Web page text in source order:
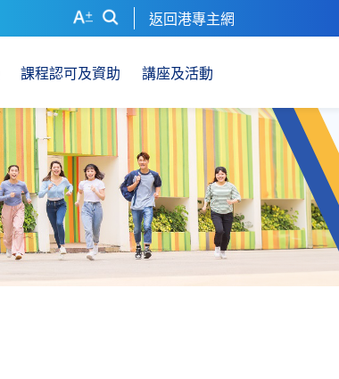
返回港專主網
課程認可及資助 講座及活動